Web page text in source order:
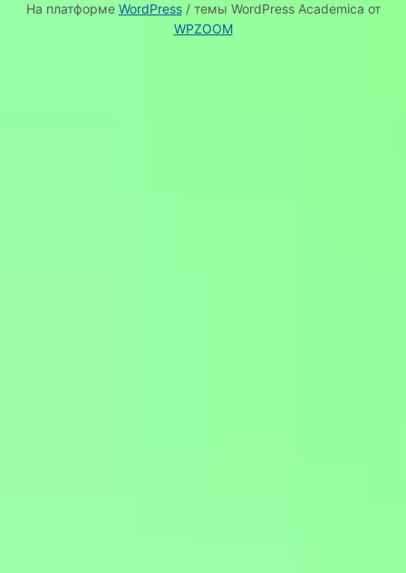
На платформе WordPress/ темы WordPress Academica от
WPZOOM